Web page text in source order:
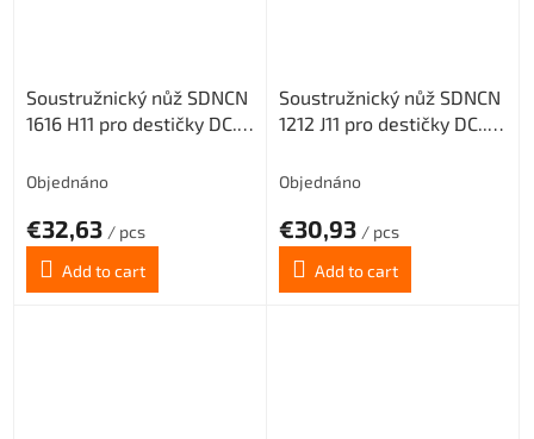
Soustružnický nůž SDNCN
1616 H11 pro destičky DC..
Objednáno
€32,63 / pcs
Add to cart
Soustružnický nůž SDNCN
1212 J11 pro destičky DC..
Objednáno
€30,93 / pcs
Add to cart